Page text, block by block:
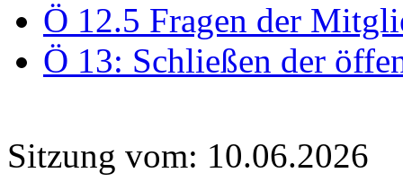
Ö 12.5 Fragen der
Ö 13: Schließen der
Sitzung vom: 10.06.2026